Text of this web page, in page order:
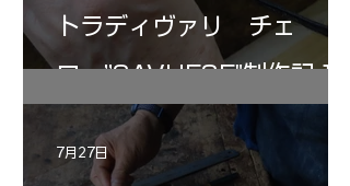
トラディヴァリ チェ
ロ ”SAVUESE"制作記１2
7月27日